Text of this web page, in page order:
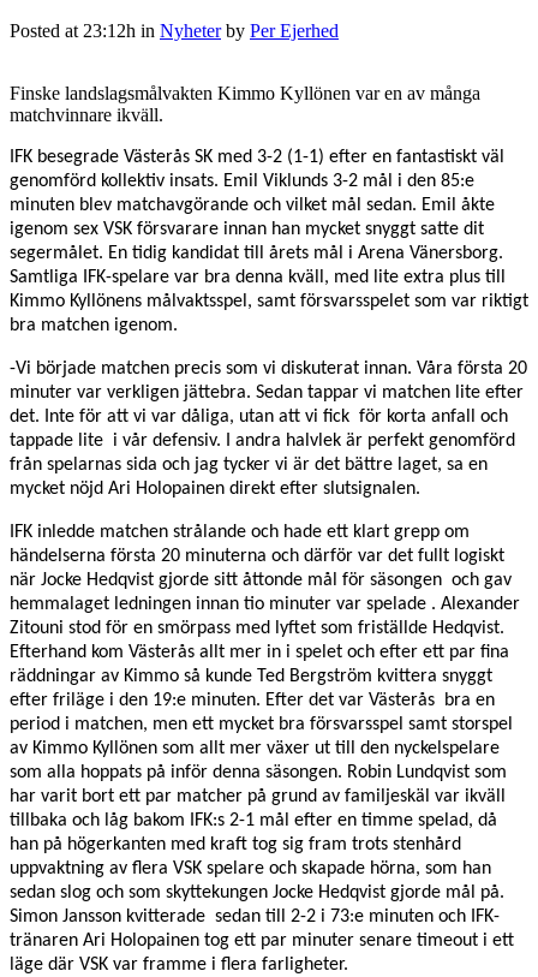
Posted at 23:12h in Nyheter by Per Ejerhed
Finske landslagsmålvakten Kimmo Kyllönen var en av många
matchvinnare ikväll.
IFK besegrade Västerås SK med 3-2 (1-1) efter en fantastiskt väl
genomförd kollektiv insats. Emil Viklunds 3-2 mål i den 85:e
minuten blev matchavgörande och vilket mål sedan. Emil åkte
igenom sex VSK försvarare innan han mycket snyggt satte dit
segermålet. En tidig kandidat till årets mål i Arena Vänersborg.
Samtliga IFK-spelare var bra denna kväll, med lite extra plus till
Kimmo Kyllönens målvaktsspel, samt försvarsspelet som var riktigt
bra matchen igenom.
-Vi började matchen precis som vi diskuterat innan. Våra första 20
minuter var verkligen jättebra. Sedan tappar vi matchen lite efter
det. Inte för att vi var dåliga, utan att vi fick för korta anfall och
tappade lite i vår defensiv. I andra halvlek är perfekt genomförd
från spelarnas sida och jag tycker vi är det bättre laget, sa en
mycket nöjd Ari Holopainen direkt efter slutsignalen.
IFK inledde matchen strålande och hade ett klart grepp om
händelserna första 20 minuterna och därför var det fullt logiskt
när Jocke Hedqvist gjorde sitt åttonde mål för säsongen och gav
hemmalaget ledningen innan tio minuter var spelade . Alexander
Zitouni stod för en smörpass med lyftet som friställde Hedqvist.
Efterhand kom Västerås allt mer in i spelet och efter ett par fina
räddningar av Kimmo så kunde Ted Bergström kvittera snyggt
efter friläge i den 19:e minuten. Efter det var Västerås bra en
period i matchen, men ett mycket bra försvarsspel samt storspel
av Kimmo Kyllönen som allt mer växer ut till den nyckelspelare
som alla hoppats på inför denna säsongen. Robin Lundqvist som
har varit bort ett par matcher på grund av familjeskäl var ikväll
tillbaka och låg bakom IFK:s 2-1 mål efter en timme spelad, då
han på högerkanten med kraft tog sig fram trots stenhård
uppvaktning av flera VSK spelare och skapade hörna, som han
sedan slog och som skyttekungen Jocke Hedqvist gjorde mål på.
Simon Jansson kvitterade sedan till 2-2 i 73:e minuten och IFK-
tränaren Ari Holopainen tog ett par minuter senare timeout i ett
läge där VSK var framme i flera farligheter.